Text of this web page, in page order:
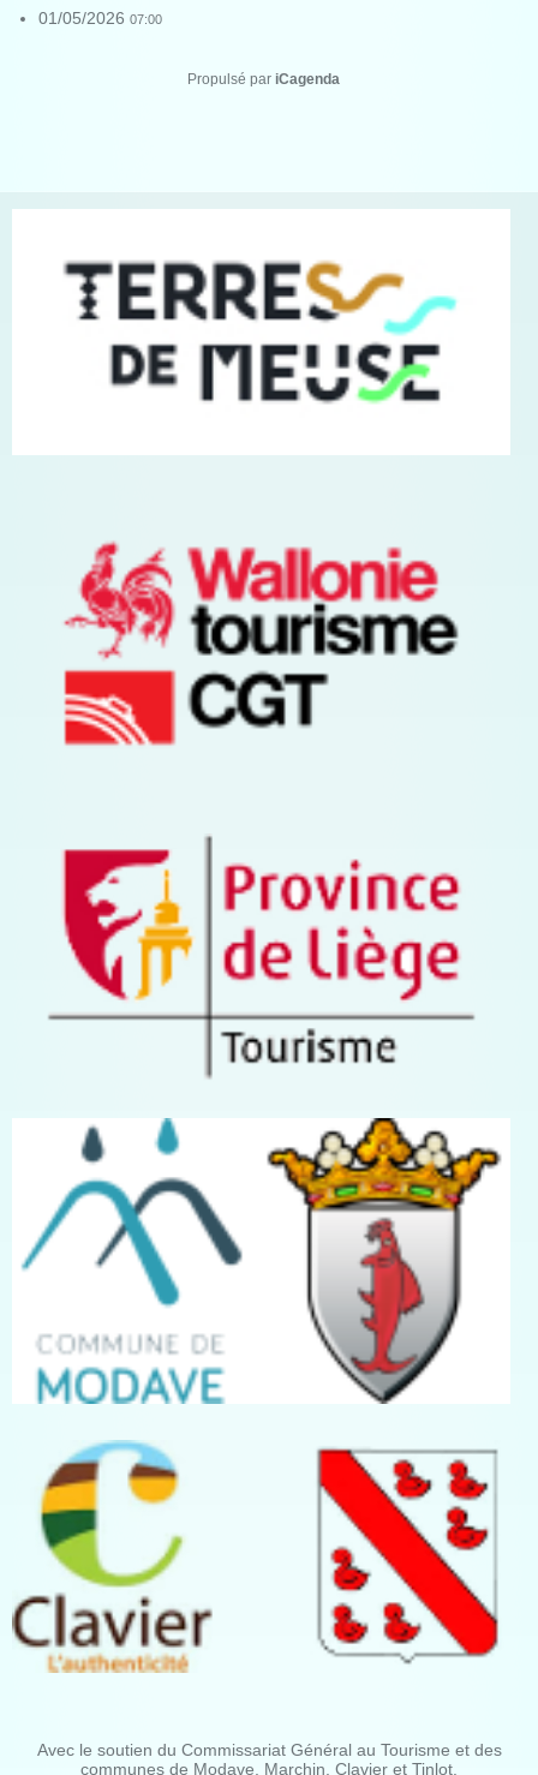
01/05/2026 07:00
Propulsé par iCagenda
Avec le soutien du Commissariat Général au Tourisme et des
communes de Modave, Marchin, Clavier et Tinlot.